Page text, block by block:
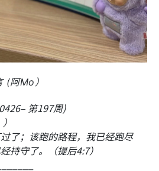
阿Mo）
第197周)
了；该跑的路程，我已经跑尽
持守了。（提后4:7）